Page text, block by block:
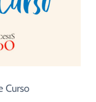
Curso